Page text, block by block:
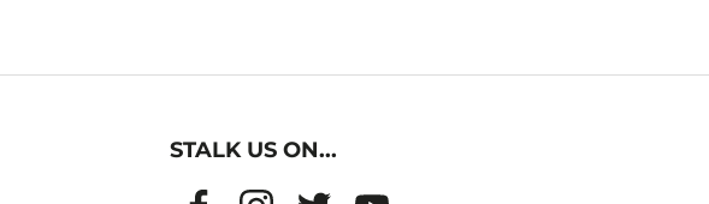
STALK US ON...